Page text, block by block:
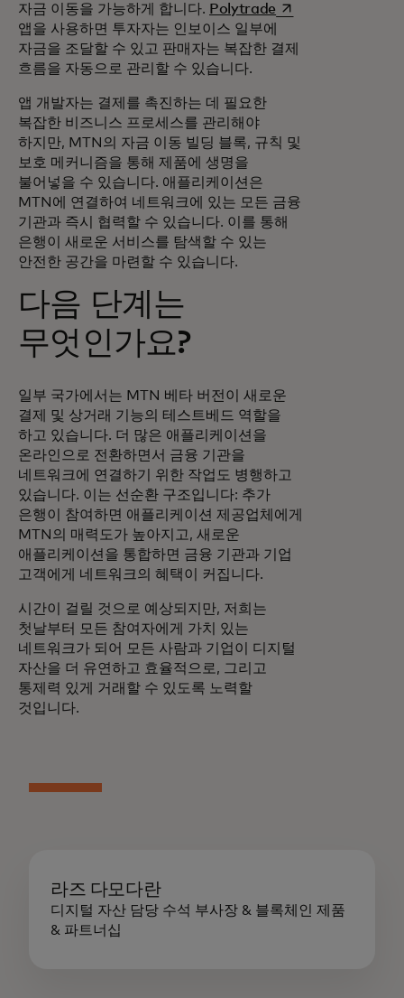
자금 이동을 가능하게 합니다. Polytrade 새 탭에서 열림
앱을 사용하면 투자자는 인보이스 일부에
자금을 조달할 수 있고 판매자는 복잡한 결제
흐름을 자동으로 관리할 수 있습니다.
앱 개발자는 결제를 촉진하는 데 필요한
복잡한 비즈니스 프로세스를 관리해야
하지만, MTN의 자금 이동 빌딩 블록, 규칙 및
보호 메커니즘을 통해 제품에 생명을
불어넣을 수 있습니다. 애플리케이션은
MTN에 연결하여 네트워크에 있는 모든 금융
기관과 즉시 협력할 수 있습니다. 이를 통해
은행이 새로운 서비스를 탐색할 수 있는
안전한 공간을 마련할 수 있습니다.
다음 단계는
무엇인가요?
일부 국가에서는 MTN 베타 버전이 새로운
결제 및 상거래 기능의 테스트베드 역할을
하고 있습니다. 더 많은 애플리케이션을
온라인으로 전환하면서 금융 기관을
네트워크에 연결하기 위한 작업도 병행하고
있습니다. 이는 선순환 구조입니다: 추가
은행이 참여하면 애플리케이션 제공업체에게
MTN의 매력도가 높아지고, 새로운
애플리케이션을 통합하면 금융 기관과 기업
고객에게 네트워크의 혜택이 커집니다.
시간이 걸릴 것으로 예상되지만, 저희는
첫날부터 모든 참여자에게 가치 있는
네트워크가 되어 모든 사람과 기업이 디지털
자산을 더 유연하고 효율적으로, 그리고
통제력 있게 거래할 수 있도록 노력할
것입니다.
라즈 다모다란
디지털 자산 담당 수석 부사장 & 블록체인 제품
& 파트너십